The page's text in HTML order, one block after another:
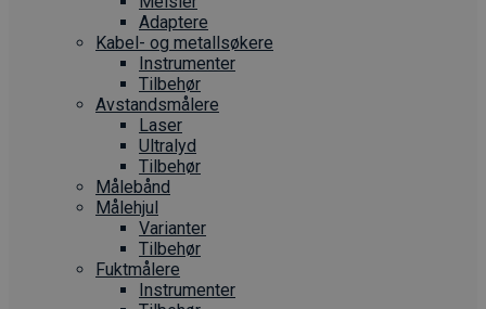
Adaptere
Kabel- og metallsøkere
Instrumenter
Tilbehør
Avstandsmålere
Laser
Ultralyd
Tilbehør
Målebånd
Målehjul
Varianter
Tilbehør
Fuktmålere
Instrumenter